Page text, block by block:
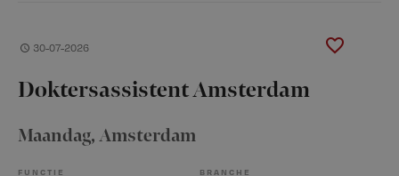
30-07-2026
Doktersassistent Amsterdam
Maandag, Amsterdam
FUNCTIE BRANCHE